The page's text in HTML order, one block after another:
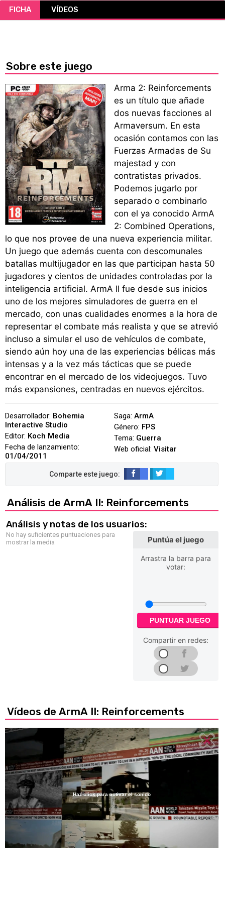
FICHA VÍDEOS
Sobre este juego
Arma 2: Reinforcements
es un título que añade
dos nuevas facciones al
Armaversum. En esta
ocasión contamos con las
Fuerzas Armadas de Su
majestad y con
contratistas privados.
Podemos jugarlo por
separado o combinarlo
con el ya conocido ArmA
2: Combined Operations,
lo que nos provee de una nueva experiencia militar.
Un juego que además cuenta con descomunales
batallas multijugador en las que participan hasta 50
jugadores y cientos de unidades controladas por la
inteligencia artificial. ArmA II fue desde sus inicios
uno de los mejores simuladores de guerra en el
mercado, con unas cualidades enormes a la hora de
representar el combate más realista y que se atrevió
incluso a simular el uso de vehículos de combate,
siendo aún hoy una de las experiencias bélicas más
intensas y a la vez más tácticas que se puede
encontrar en el mercado de los videojuegos. Tuvo
más expansiones, centradas en nuevos ejércitos.
Desarrollador: Bohemia
Interactive Studio
Editor: Koch Media
Fecha de lanzamiento:
01/04/2011
Saga: ArmA
Género: FPS
Tema: Guerra
Web oficial: Visitar
Análisis de ArmA II: Reinforcements
Análisis y notas de los usuarios:
No hay suficientes puntuaciones para
mostrar la media
Puntúa el juego
Arrastra la barra para
votar:
PUNTUAR JUEGO
Compartir en redes:
Vídeos de ArmA II: Reinforcements
Unmute /
Loaded:
22.98%
Haz click para activar el sonido